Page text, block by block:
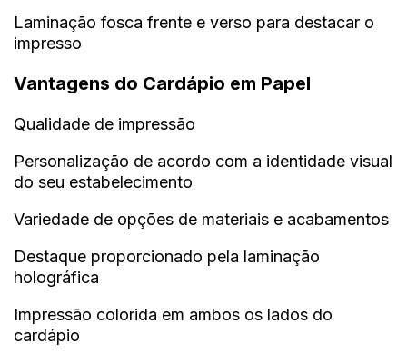
Laminação fosca frente e verso para destacar o
impresso
Vantagens do Cardápio em Papel
Qualidade de impressão
Personalização de acordo com a identidade visual
do seu estabelecimento
Variedade de opções de materiais e acabamentos
Destaque proporcionado pela laminação
holográfica
Impressão colorida em ambos os lados do
cardápio